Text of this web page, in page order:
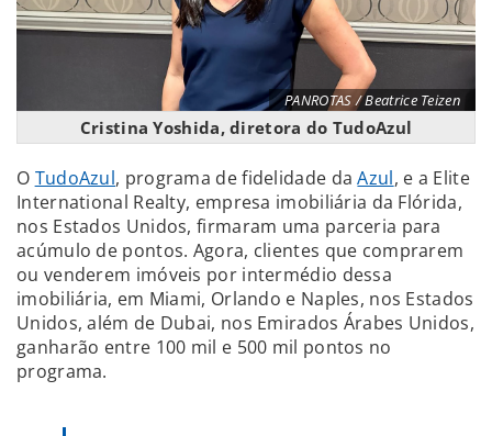
PANROTAS / Beatrice Teizen
Cristina Yoshida, diretora do TudoAzul
O TudoAzul, programa de fidelidade daAzul, e a Elite
International Realty, empresa imobiliária da Flórida,
nos Estados Unidos, firmaram uma parceria para
acúmulo de pontos. Agora, clientes que comprarem
ou venderem imóveis por intermédio dessa
imobiliária, em Miami, Orlando e Naples, nos Estados
Unidos, além de Dubai, nos Emirados Árabes Unidos,
ganharão entre 100 mil e 500 mil pontos no
programa.